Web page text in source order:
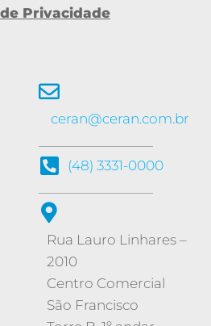
Privacidade
ceran@ceran.com.br
(48) 3331-0000
Rua Lauro Linhares –
2010
Centro Comercial
São Francisco